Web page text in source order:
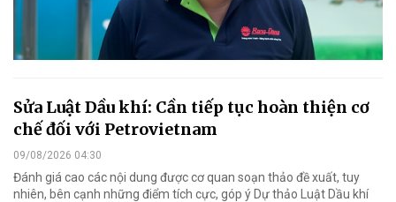
Sửa Luật Dầu khí: Cần tiếp tục hoàn thiện cơ
chế đối với Petrovietnam
09/08/2026 04:30
Đánh giá cao các nội dung được cơ quan soạn thảo đề xuất, tuy
nhiên, bên cạnh những điểm tích cực, góp ý Dự thảo Luật Dầu khí